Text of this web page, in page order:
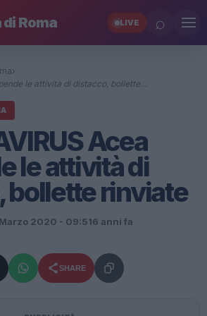
Roma LIVE ⌕
›
le attività di distacco, bollette…
Acea
le attività di
bollette rinviate
2020 - 09:516 anni fa
SHARE